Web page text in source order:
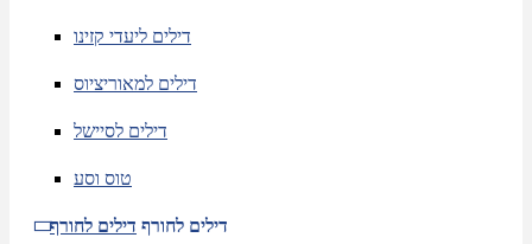
דילים ליעדי קזינו
דילים למאוריציוס
דילים לסיישל
טוס וסע
דילים לחורף דילים לחורף